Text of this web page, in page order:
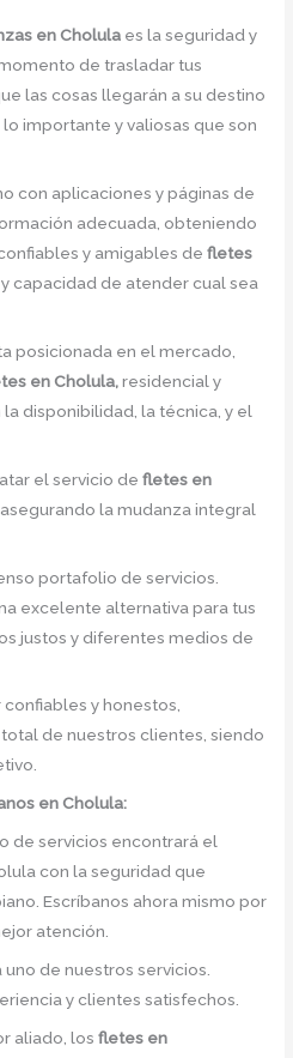
en Cholula es la seguridad y
de trasladar tus
las cosas llegarán a su destino
importante y valiosas que son
con aplicaciones y páginas de
adecuada, obteniendo
y amigables defletes
capacidad de atender cual sea
posicionada en el mercado,
en Cholula,residencial y
disponibilidad, la técnica, y el
el servicio defletes en
la mudanza integral
portafolio de servicios.
excelente alternativa para tus
justos y diferentes medios de
y honestos,
de nuestros clientes, siendo
en Cholula:
de servicios encontrará el
con la seguridad que
Escríbanos ahora mismo por
atención.
de nuestros servicios.
y clientes satisfechos.
aliado, losfletes en